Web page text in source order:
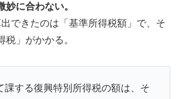
妙に合わない。
できたのは「基準所得税額」で、そ
税」がかかる。
する復興特別所得税の額は、そ